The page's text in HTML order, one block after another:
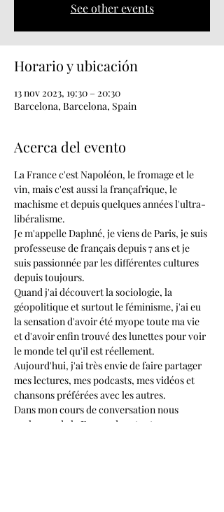
See other events
Horario y ubicación
13 nov 2023, 19:30 – 20:30
Barcelona, Barcelona, Spain
Acerca del evento
La France c'est Napoléon, le fromage et le
vin, mais c'est aussi la françafrique, le
machisme et depuis quelques années l'ultra-
libéralisme.
Je m'appelle Daphné, je viens de Paris, je suis
professeuse de français depuis 7 ans et je
suis passionnée par les différentes cultures
depuis toujours.
Quand j'ai découvert la sociologie, la
géopolitique et surtout le féminisme, j'ai eu
la sensation d'avoir été myope toute ma vie
et d'avoir enfin trouvé des lunettes pour voir
le monde tel qu'il est réellement.
Aujourd'hui, j'ai très envie de faire partager
mes lectures, mes podcasts, mes vidéos et
chansons préférées avec les autres.
Dans mon cours de conversation nous
parlerons de la France dans toute sa